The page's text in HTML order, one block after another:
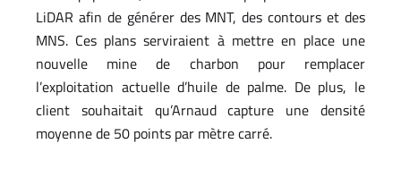
LiDAR afin de générer des MNT, des contours et des
MNS. Ces plans serviraient à mettre en place une
nouvelle mine de charbon pour remplacer
l’exploitation actuelle d’huile de palme. De plus, le
client souhaitait qu’Arnaud capture une densité
moyenne de 50 points par mètre carré.